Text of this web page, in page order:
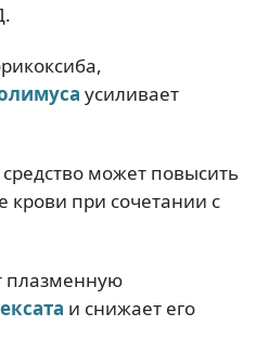
усиливает
может повысить
крови при сочетании с
плазменную
и снижает его